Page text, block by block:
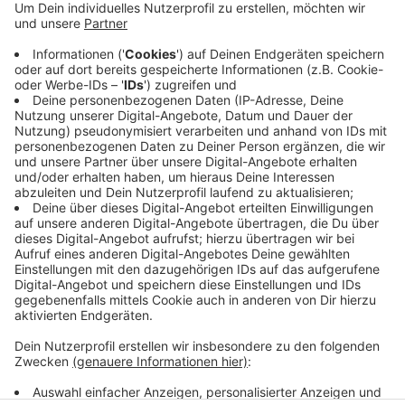
Das Infektionsgeschehen in der Pandemie nimmt
damit weiter Fahrt auf. In dieser Woche lagen die
Zahlen bislang immer höher als in der Vorwoche und
der Kreis Coesfeld hat nicht mehr länger die niedrigste
Inzidenz in NRW. Mit gut 30 Neuinfektionen pro 100
000 Einwohner und Woche liegt er jetzt hinter dem
Kreis Wesel.
Anzeige
Anzeige